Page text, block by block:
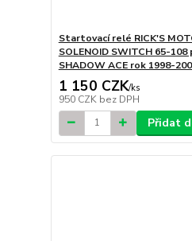
Startovací relé RICK'S
SOLENOID SWITCH 65-
SHADOW ACE rok 1998-
1 150 CZK/ks
950 CZK bez DPH
Přidat